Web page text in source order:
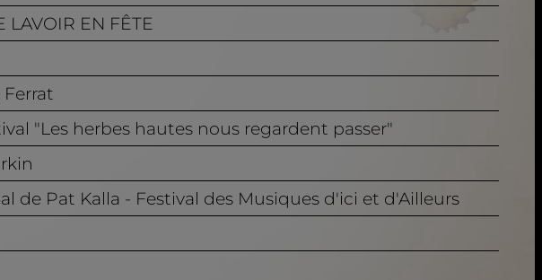
LAVOIR EN FÊTE
Ferrat
"Les herbes hautes nous regardent passer"
de Pat Kalla - Festival des Musiques d'ici et d'Ailleurs